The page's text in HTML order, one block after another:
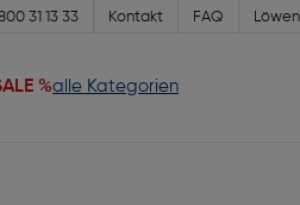
31 13 33 Kontakt FAQ
%alle Kategorien